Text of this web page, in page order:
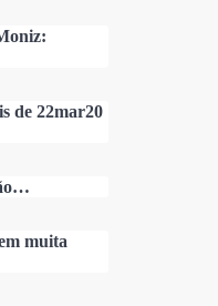
de 22mar20
muita